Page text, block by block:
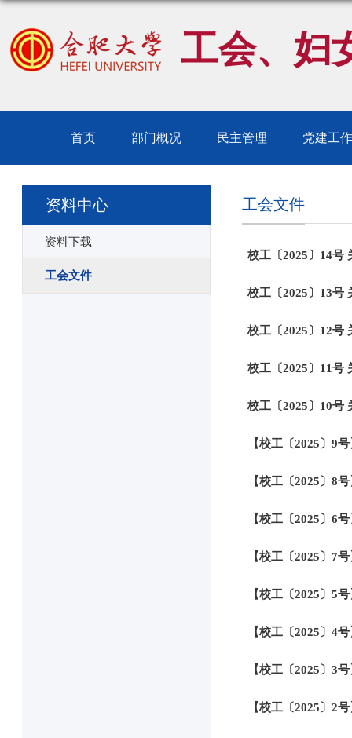
工会、妇
首页 部门概况 民主管理 党建工作
资料中心
资料下载
工会文件
工会文件
校工〔2025〕14号
校工〔2025〕13号
校工〔2025〕12号
校工〔2025〕11号
校工〔2025〕10号
【校工〔2025〕9
【校工〔2025〕8
【校工〔2025〕6
【校工〔2025〕7
【校工〔2025〕5
【校工〔2025〕4
【校工〔2025〕3
【校工〔2025〕2